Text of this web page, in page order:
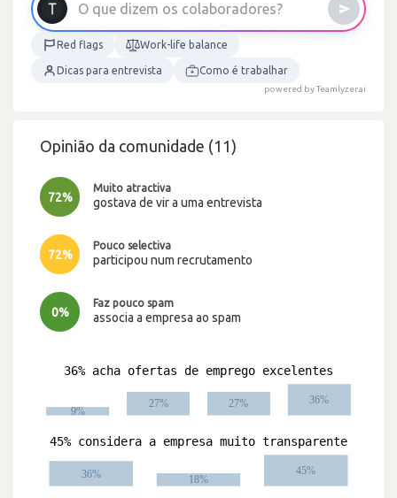
O que d izem os colaborad ores?
Red flags Work-life balance
Dicas para entrevista Como é trabalhar
powered by Teamlyzer.ai
Opinião da comunidade (11)
72%
Muito atractiva
gostava de vir a uma entrevista
72%
Pouco selectiva
participou num recrutamento
0%
Faz pouco spam
associa a empresa ao spam